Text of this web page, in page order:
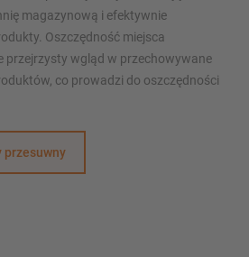
magazynową i efektywnie
Oszczędność miejsca
przejrzysty wgląd w przechowywane
co prowadzi do oszczędności
przesuwny